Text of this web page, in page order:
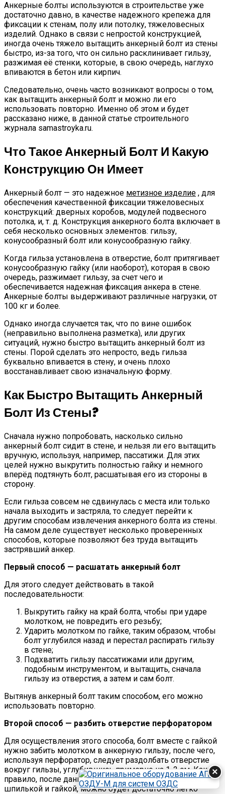
Анкерные болты используются в строительстве уже
достаточно давно, в качестве надежного крепежа для
фиксации к стенам, полу или потолку, тяжеловесных
изделий. Однако в связи с непростой конструкцией,
иногда очень тяжело вытащить анкерный болт из стены
быстро, из-за того, что он сильно расклинивает гильзу,
разжимая её стенки, которые, в свою очередь, наглухо
впиваются в бетон или кирпич.
Следовательно, очень часто возникают вопросы о том,
как вытащить анкерный болт и можно ли его
использовать повторно. Именно об этом и будет
рассказано ниже, в данной статье строительного
журнала samastroyka.ru.
Что Такое Анкерный Болт И Какую
Конструкцию Он Имеет
Анкерный болт — это надежное метизное изделие , для
обеспечения качественной фиксации тяжеловесных
конструкций: дверных коробов, модулей подвесного
потолка, и, т. д. Конструкция анкерного болта включает в
себя несколько основных элементов: гильзу,
конусообразный болт или конусообразную гайку.
Когда гильза установлена в отверстие, болт притягивает
конусообразную гайку (или наоборот), которая в свою
очередь, разжимает гильзу, за счет чего и
обеспечивается надежная фиксация анкера в стене.
Анкерные болты выдерживают различные нагрузки, от
100 кг и более.
Однако иногда случается так, что по вине ошибок
(неправильно выполнена разметка), или других
ситуаций, нужно быстро вытащить анкерный болт из
стены. Порой сделать это непросто, ведь гильза
буквально впивается в стену, и очень плохо
восстанавливает свою изначальную форму.
Как Быстро Вытащить Анкерный
Болт Из Стены?
Сначала нужно попробовать, насколько сильно
анкерный болт сидит в стене, и нельзя ли его вытащить
вручную, используя, например, пассатижи. Для этих
целей нужно выкрутить полностью гайку и немного
вперёд подтянуть болт, расшатывая его из стороны в
сторону.
Если гильза совсем не сдвинулась с места или только
начала выходить и застряла, то следует перейти к
другим способам извлечения анкерного болта из стены.
На самом деле существует несколько проверенных
способов, которые позволяют без труда вытащить
застрявший анкер.
Первый способ — расшатать анкерный болт
Для этого следует действовать в такой
последовательности:
Выкрутить гайку на край болта, чтобы при ударе
молотком, не повредить его резьбу;
Ударить молотком по гайке, таким образом, чтобы
болт углубился назад и перестал распирать гильзу
в стене;
Подхватить гильзу пассатижами или другим,
подобным инструментом, и вытащить, сначала
гильзу из отверстия, а затем и сам болт.
Вытянув анкерный болт таким способом, его можно
использовать повторно.
Второй способ — разбить отверстие перфоратором
Для осуществления этого способа, болт вместе с гайкой
нужно забить молотком в анкерную гильзу, после чего,
используя перфоратор, следует раздолбать отверстие
вокруг гильзы, углубившись примерно на 1-2 см. Как
правило, после данных манипуляций, гильзу вместе со
шпилькой и гайкой, можно будет достаточно легко
×